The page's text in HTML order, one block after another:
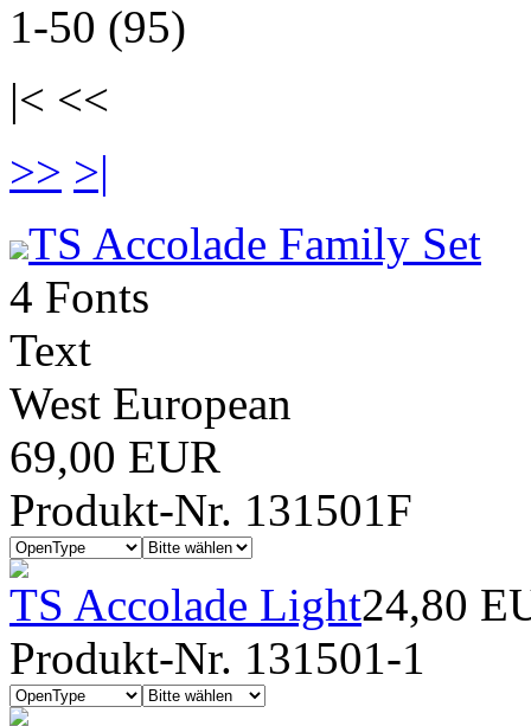
1-50 (95)
|< <<
>> >|
TS Accolade Family Set
4 Fonts
Text
West European
69,00 EUR
Produkt-Nr. 131501F
TS Accolade Light24,80
Produkt-Nr. 131501-1